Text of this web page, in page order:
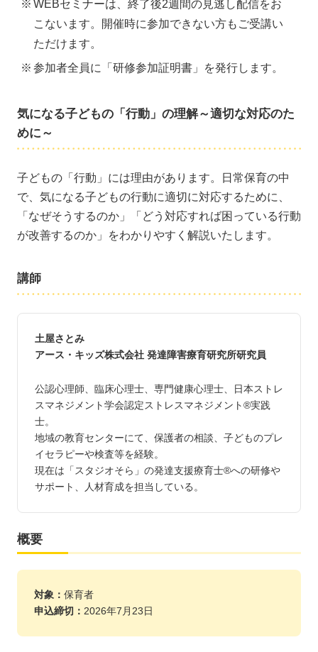
WEBセミナーは、終了後2週間の見逃し配信をお
こないます。開催時に参加できない方もご受講い
ただけます。
参加者全員に「研修参加証明書」を発行します。
気になる子どもの「行動」の理解～適切な対応のた
めに～
子どもの「行動」には理由があります。日常保育の中
で、気になる子どもの行動に適切に対応するために、
「なぜそうするのか」「どう対応すれば困っている行動
が改善するのか」をわかりやすく解説いたします。
講師
土屋さとみ
アース・キッズ株式会社 発達障害療育研究所研究員
公認心理師、臨床心理士、専門健康心理士、日本ストレ
スマネジメント学会認定ストレスマネジメント®実践
士。
地域の教育センターにて、保護者の相談、子どものプレ
イセラピーや検査等を経験。
現在は「スタジオそら」の発達支援療育士®への研修や
サポート、人材育成を担当している。
概要
対象： 保育者
申込締切： 2026年7月23日